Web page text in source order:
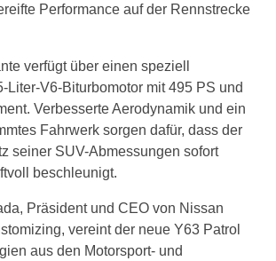
Performance auf der Rennstrecke
verfügt über einen speziell
Liter-V6-Biturbomotor mit 495 PS und
Verbesserte Aerodynamik und ein
Fahrwerk sorgen dafür, dass der
seiner SUV-Abmessungen sofort
beschleunigt.
Präsident und CEO von Nissan
vereint der neue Y63 Patrol
aus den Motorsport- und